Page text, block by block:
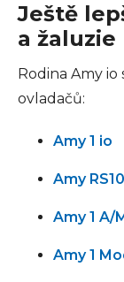
Ještě
a žaluzie
Rodina Amy io
ovladačů:
Amy 1 io
Amy
Amy 1 A/
Amy 1